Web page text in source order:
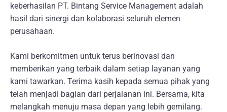
keberhasilan PT. Bintang Service Management adalah
hasil dari sinergi dan kolaborasi seluruh elemen
perusahaan.
Kami berkomitmen untuk terus berinovasi dan
memberikan yang terbaik dalam setiap layanan yang
kami tawarkan. Terima kasih kepada semua pihak yang
telah menjadi bagian dari perjalanan ini. Bersama, kita
melangkah menuju masa depan yang lebih gemilang.